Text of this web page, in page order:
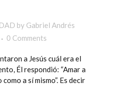
by Gabriel Andrés
0 Comments
a Jesús cuál era el
Él respondió: “Amar a
a sí mismo”. Es decir